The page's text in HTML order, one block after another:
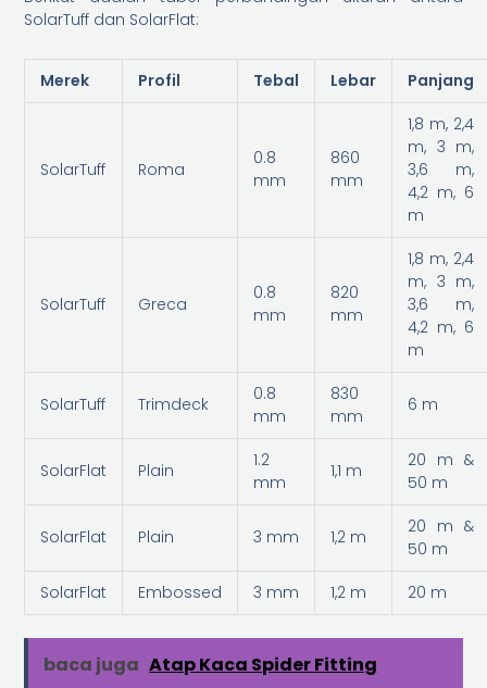
SolarTuff dan SolarFlat:
Merek Profil Tebal Lebar Panjang
SolarTuff Roma
0.8
mm
860
mm
1,8 m, 2,4
m, 3 m,
3,6 m,
4,2 m, 6
m
SolarTuff Greca
0.8
mm
820
mm
1,8 m, 2,4
m, 3 m,
3,6 m,
4,2 m, 6
m
SolarTuff Trimdeck
0.8
mm
830
mm
6 m
SolarFlat Plain
1.2
mm
1,1 m
20 m &
50 m
SolarFlat Plain 3 mm 1,2 m
20 m &
50 m
SolarFlat
Embossed 3 mm 1,2 m 20 m
baca juga Atap Kaca Spider Fitting